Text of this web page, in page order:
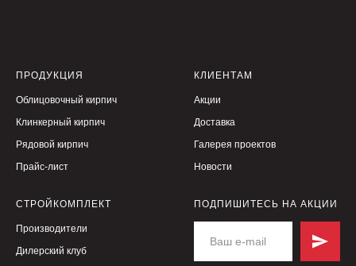
ПРОДУКЦИЯ
Облицовочный кирпич
Клинкерный кирпич
Рядовой кирпич
Прайс-лист
КЛИЕНТАМ
Акции
Доставка
Галерея проектов
Новости
СТРОЙКОМПЛЕКТ
Производители
Дилерский клуб
ПОДПИШИТЕСЬ НА АКЦИИ